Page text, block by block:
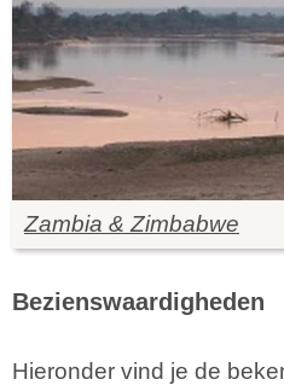
Zambia & Zimbabwe
Bezienswaardigheden
Hieronder vind je de